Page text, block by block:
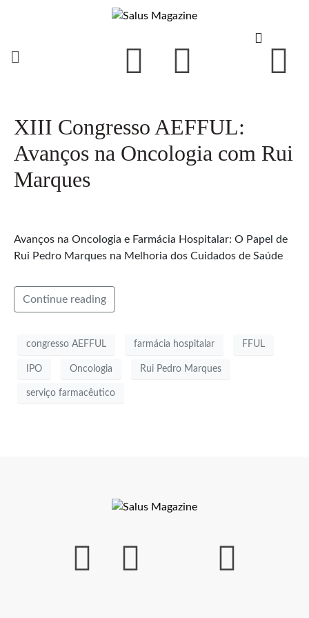
XIII Congresso AEFFUL:
Avanços na Oncologia com Rui
Marques
Avanços na Oncologia e Farmácia Hospitalar: O Papel de
Rui Pedro Marques na Melhoria dos Cuidados de Saúde
Continue reading
congresso AEFFUL farmácia hospitalar FFUL
IPO Oncologia Rui Pedro Marques
serviço farmacêutico